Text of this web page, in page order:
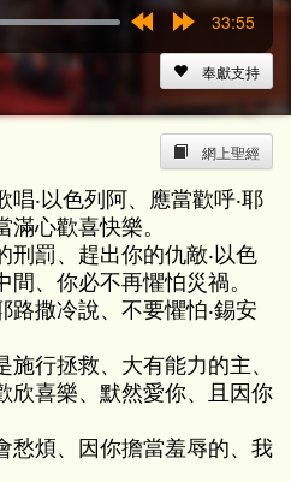
15s
33:55
奉獻支持
網上聖經
‧以色列阿、應當歡呼‧耶
心歡喜快樂。
刑罰、趕出你的仇敵‧以色
、你必不再懼怕災禍。
路撒冷說、不要懼怕‧錫安
行拯救、大有能力的主、
欣喜樂、默然愛你、且因你
愁煩、因你擔當羞辱的、我